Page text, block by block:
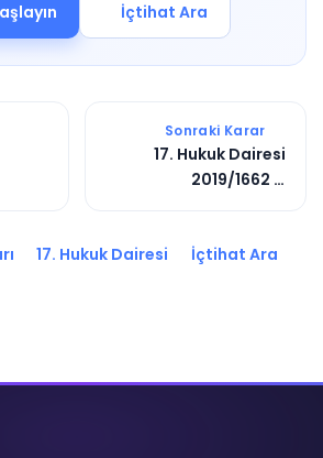
İçtihat Ara
Sonraki Karar
17. Hukuk Dairesi
2019/1662 E.
17. Hukuk Dairesi İçtihat Ara